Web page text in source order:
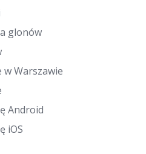
glonów
Warszawie
Android
iOS